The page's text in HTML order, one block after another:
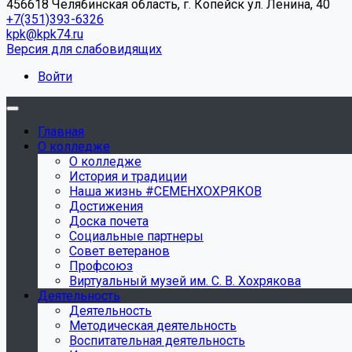
456618 Челябинская область, г. Копейск ул. Ленина, 40
+7(351)393-6326
kpk@kpk74.ru
Версия для слабовидящих
Войти
Главная
О колледже
О колледже
История и традиции
Наша жизнь #СЕМЕНХОХРЯКОВ
Достижения
Доска почета
Социальные партнеры
Совет ветеранов
Профсоюз
Виртуальный музей им. С. В. Хохрякова
Деятельность
Деятельность
Методическая деятельность
Воспитательная деятельность